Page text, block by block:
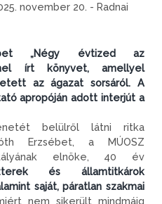
november 20. - Radnai
„Négy évtized az
írt könyvet, amellyel
az ágazat sorsáról. A
apropóján adott interjút a
belülről látni ritka
Erzsébet, a MÚOSZ
elnöke, 40 év
és államtitkárok
saját, páratlan szakmai
nem sikerült mindmáig